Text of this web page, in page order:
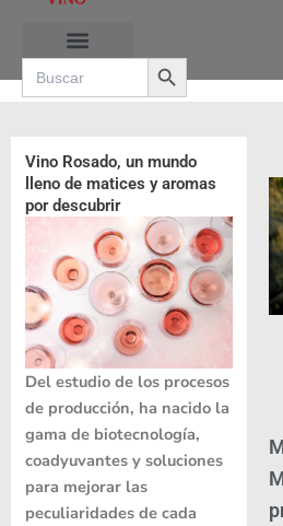
contenido
Search
for:
Search Button
Vino Rosado, un mundo
lleno de matices y aromas
por descubrir
Del estudio de los procesos
de producción, ha nacido la
gama de biotecnología,
coadyuvantes y soluciones
para mejorar las
peculiaridades de cada